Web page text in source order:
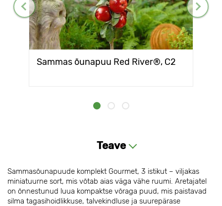
Sammas õunapuu Red River®, C2
Teave
Sammasõunapuude komplekt Gourmet, 3 istikut – viljakas
miniatuurne sort, mis võtab aias väga vähe ruumi. Aretajatel
on õnnestunud luua kompaktse võraga puud, mis paistavad
silma tagasihoidlikkuse, talvekindluse ja suurepärase